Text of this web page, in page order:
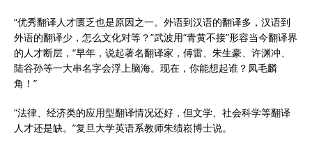
“优秀翻译人才匮乏也是原因之一。外语到汉语的翻译多，汉语到
外语的翻译少，怎么文化对等？”武波用“青黄不接”形容当今翻译界
的人才断层，“早年，说起著名翻译家，傅雷、朱生豪、许渊冲、
陆谷孙等一大串名字会浮上脑海。现在，你能想起谁？凤毛麟
角！”
“法律、经济类的应用型翻译情况还好，但文学、社会科学等翻译
人才还是缺。”复旦大学英语系教师朱绩崧博士说。